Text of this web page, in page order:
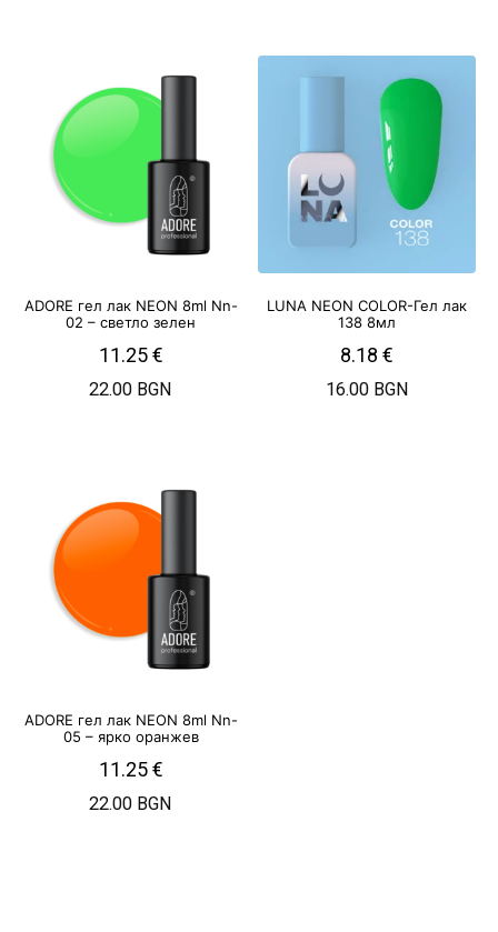
ADORE гел лак NEON 8ml Nn-
02 – светло зелен
11.25€
22.00 BGN
LUNA NEON COLOR-Гел лак
138 8мл
8.18€
16.00 BGN
ADORE гел лак NEON 8ml Nn-
05 – ярко оранжев
11.25€
22.00 BGN